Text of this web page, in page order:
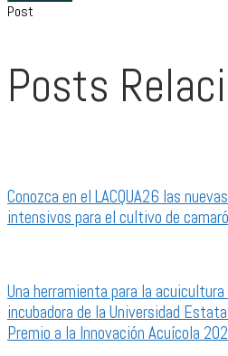
Post
Posts
Conozca en el LACQUA26 las
intensivos para el cultivo de
Una herramienta para la
incubadora de la Universidad
Premio a la Innovación Acuícola